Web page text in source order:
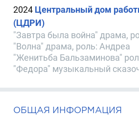
2024 Центральный дом
(ЦДРИ)
"Завтра была война" драма,
"Волна" драма, роль: Андреа
"Женитьба Бальзаминова"
"Федора" музыкальный
ОБЩАЯ ИНФОРМАЦИЯ